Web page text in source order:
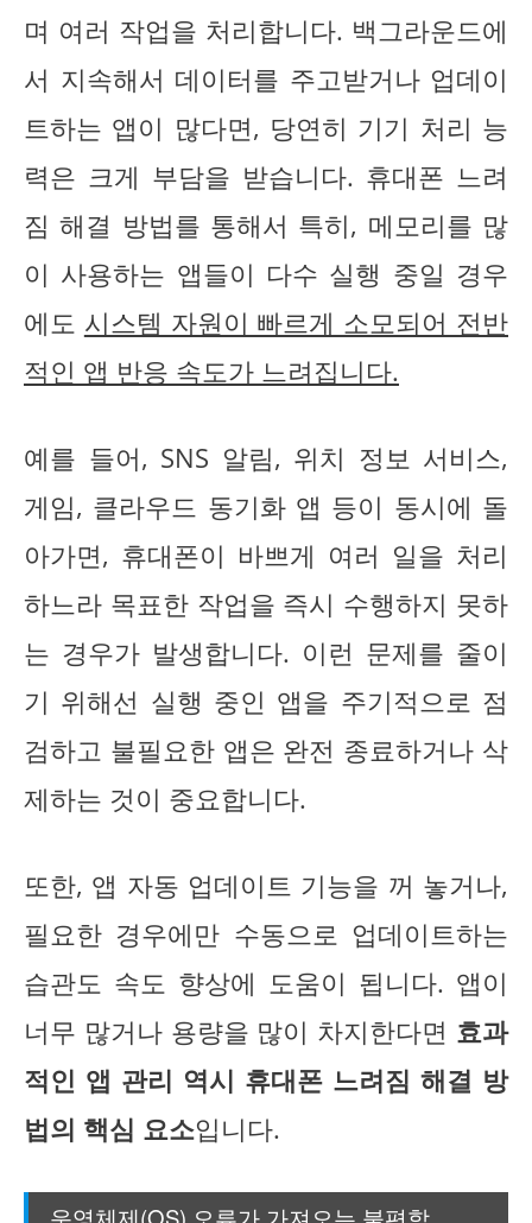
며 여러 작업을 처리합니다. 백그라운드에
서 지속해서 데이터를 주고받거나 업데이
트하는 앱이 많다면, 당연히 기기 처리 능
력은 크게 부담을 받습니다. 휴대폰 느려
짐 해결 방법를 통해서 특히, 메모리를 많
이 사용하는 앱들이 다수 실행 중일 경우
에도 시스템 자원이 빠르게 소모되어 전반
적인 앱 반응 속도가 느려집니다.
예를 들어, SNS 알림, 위치 정보 서비스,
게임, 클라우드 동기화 앱 등이 동시에 돌
아가면, 휴대폰이 바쁘게 여러 일을 처리
하느라 목표한 작업을 즉시 수행하지 못하
는 경우가 발생합니다. 이런 문제를 줄이
기 위해선 실행 중인 앱을 주기적으로 점
검하고 불필요한 앱은 완전 종료하거나 삭
제하는 것이 중요합니다.
또한, 앱 자동 업데이트 기능을 꺼 놓거나,
필요한 경우에만 수동으로 업데이트하는
습관도 속도 향상에 도움이 됩니다. 앱이
너무 많거나 용량을 많이 차지한다면 효과
적인 앱 관리 역시 휴대폰 느려짐 해결 방
법의 핵심 요소입니다.
운영체제(OS) 오류가 가져오는 불편함